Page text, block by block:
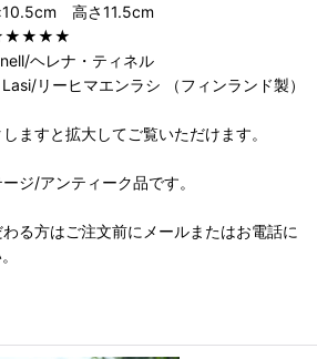
高さ11.5cm
ヘレナ・ティネル
リーヒマエンラシ （フィンランド製）
ますと拡大してご覧いただけます。
ジ/アンティーク品です。
る方はご注文前にメールまたはお電話に